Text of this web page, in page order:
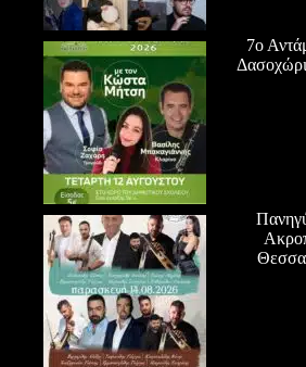
7ο